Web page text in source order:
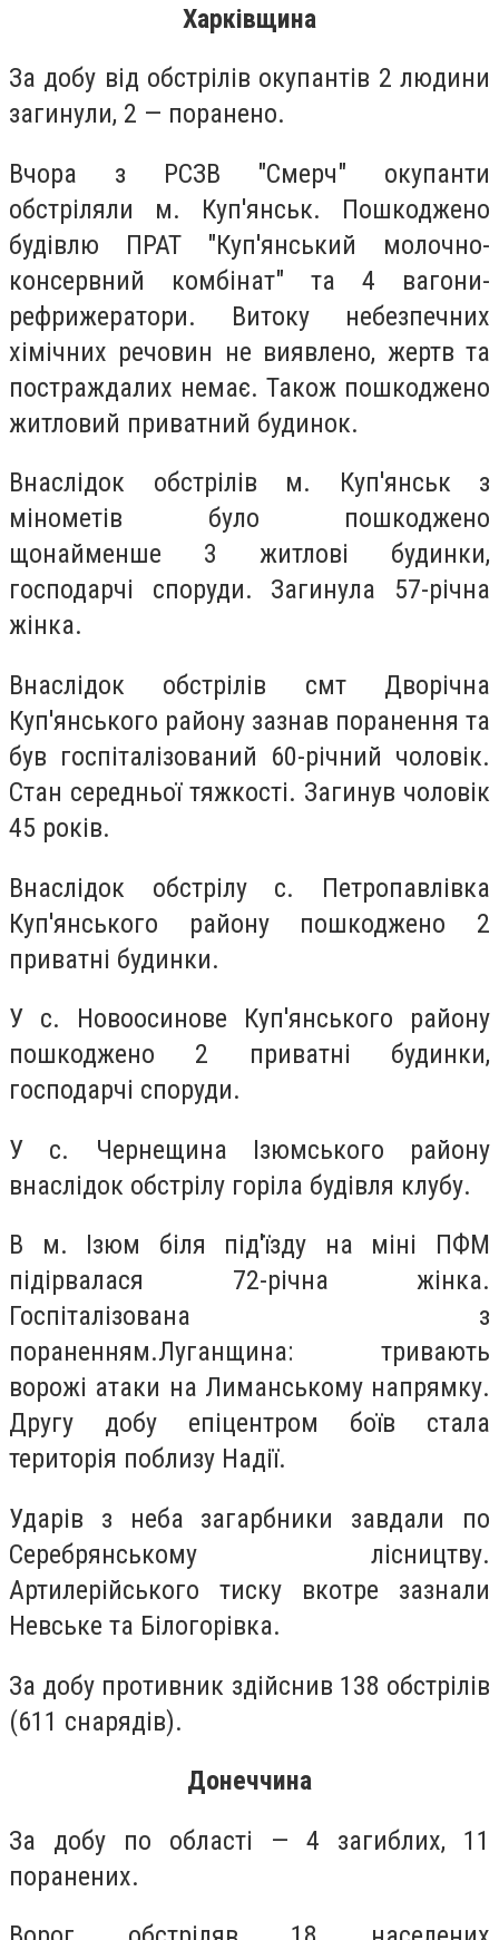
Харківщина
За добу від обстрілів окупантів 2 людини
загинули, 2 — поранено.
Вчора з РСЗВ "Смерч" окупанти
обстріляли м. Куп'янськ. Пошкоджено
будівлю ПРАТ "Куп'янський молочно-
консервний комбінат" та 4 вагони-
рефрижератори. Витоку небезпечних
хімічних речовин не виявлено, жертв та
постраждалих немає. Також пошкоджено
житловий приватний будинок.
Внаслідок обстрілів м. Куп'янськ з
мінометів було пошкоджено
щонайменше 3 житлові будинки,
господарчі споруди. Загинула 57-річна
жінка.
Внаслідок обстрілів смт Дворічна
Куп'янського району зазнав поранення та
був госпіталізований 60-річний чоловік.
Стан середньої тяжкості. Загинув чоловік
45 років.
Внаслідок обстрілу с. Петропавлівка
Куп'янського району пошкоджено 2
приватні будинки.
У с. Новоосинове Куп'янського району
пошкоджено 2 приватні будинки,
господарчі споруди.
У с. Чернещина Ізюмського району
внаслідок обстрілу горіла будівля клубу.
В м. Ізюм біля під'їзду на міні ПФМ
підірвалася 72-річна жінка.
Госпіталізована з
пораненням.Луганщина: тривають
ворожі атаки на Лиманському напрямку.
Другу добу епіцентром боїв стала
територія поблизу Надії.
Ударів з неба загарбники завдали по
Серебрянському лісництву.
Артилерійського тиску вкотре зазнали
Невське та Білогорівка.
За добу противник здійснив 138 обстрілів
(611 снарядів).
Донеччина
За добу по області — 4 загиблих, 11
поранених.